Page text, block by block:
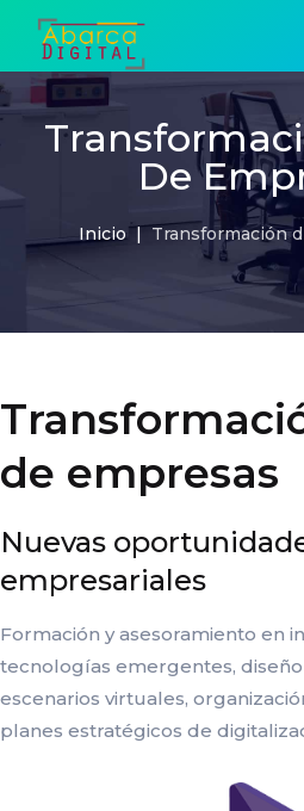
De
Inicio Transformación
de empresas
Nuevas
empresariales
Formación y asesoramiento en
tecnologías emergentes,
escenarios virtuales,
planes estratégicos de